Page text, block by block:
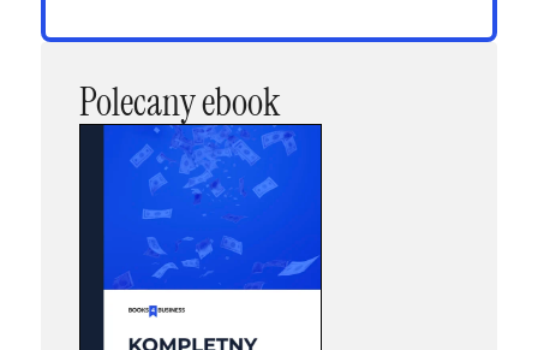
Polecany ebook